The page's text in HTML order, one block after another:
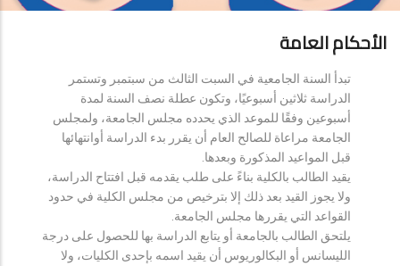
الأحكام العامة
تبدأ السنة الجامعية في السبت الثالث من سبتمبر وتستمر
الدراسة ثلاثين أسبوعيًا، وتكون عطلة نصف السنة لمدة
أسبوعين وفقًا للموعد الذي يحدده مجلس الجامعة، ولمجلس
الجامعة مراعاة للصالح العام أن يقرر بدء الدراسة أوانتهائها
قبل المواعيد المذكورة وبعدها.
يقيد الطالب بالكلية بناءً على طلب يقدمه قبل افتتاح الدراسة،
ولا يجوز القيد بعد ذلك إلا بترخيص من مجلس الكلية في حدود
القواعد التي يقررها مجلس الجامعة.
يلتحق الطالب بالجامعة أو يتابع الدراسة بها للحصول على درجة
الليسانس أو البكالوريوس أن يقيد اسمه بإحدى الكليات، ولا